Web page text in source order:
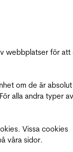
webbplatser för att
om de är absolut
alla andra typer av
Vissa cookies
våra sidor.